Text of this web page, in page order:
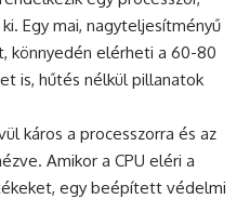
Egy mai, nagyteljesítményű
könnyedén elérheti a 60-80
is, hűtés nélkül pillanatok
káros a processzorra és az
Amikor a CPU eléri a
egy beépített védelmi